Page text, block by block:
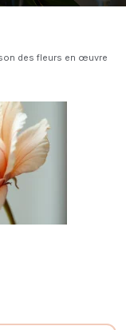
des fleurs en œuvre